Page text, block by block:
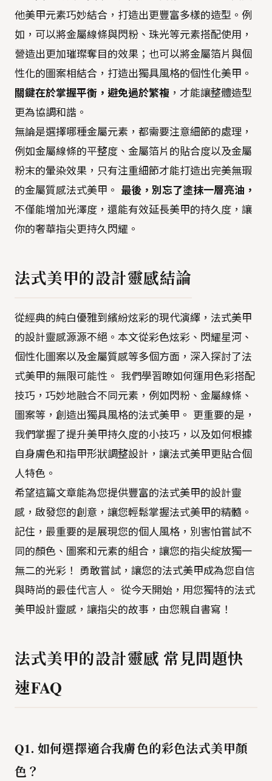
他美甲元素巧妙結合，打造出更豐富多樣的造型。例
如，可以將金屬線條與閃粉、珠光等元素搭配使用，
營造出更加璀璨奪目的效果；也可以將金屬箔片與個
性化的圖案相結合，打造出獨具風格的個性化美甲。
關鍵在於掌握平衡，避免過於繁複 ，才能讓整體造型
更為協調和諧。
無論是選擇哪種金屬元素，都需要注意細節的處理，
例如金屬線條的平整度、金屬箔片的貼合度以及金屬
粉末的暈染效果，只有注重細節才能打造出完美無瑕
的金屬質感法式美甲。 最後，別忘了塗抹一層亮油，
不僅能增加光澤度，還能有效延長美甲的持久度，讓
你的奢華指尖更持久閃耀。
法式美甲的設計靈感結論
從經典的純白優雅到繽紛炫彩的現代演繹，法式美甲
的設計靈感源源不絕。本文從彩色炫彩、閃耀星河、
個性化圖案以及金屬質感等多個方面，深入探討了法
式美甲的無限可能性。 我們學習瞭如何運用色彩搭配
技巧，巧妙地融合不同元素，例如閃粉、金屬線條、
圖案等，創造出獨具風格的法式美甲。 更重要的是，
我們掌握了提升美甲持久度的小技巧，以及如何根據
自身膚色和指甲形狀調整設計，讓法式美甲更貼合個
人特色。
希望這篇文章能為您提供豐富的法式美甲的設計靈
感，啟發您的創意，讓您輕鬆掌握法式美甲的精髓。
記住，最重要的是展現您的個人風格，別害怕嘗試不
同的顏色、圖案和元素的組合，讓您的指尖綻放獨一
無二的光彩！ 勇敢嘗試，讓您的法式美甲成為您自信
與時尚的最佳代言人。 從今天開始，用您獨特的法式
美甲設計靈感，讓指尖的故事，由您親自書寫！
法式美甲的設計靈感 常見問題快
速FAQ
Q1. 如何選擇適合我膚色的彩色法式美甲顏
色？